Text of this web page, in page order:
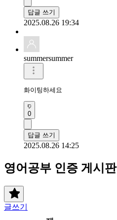
답글 쓰기
2025.08.26 19:34
summersummer
화이팅하세요
0
답글 쓰기
2025.08.26 14:25
영어공부 인증 게시판
글쓰기